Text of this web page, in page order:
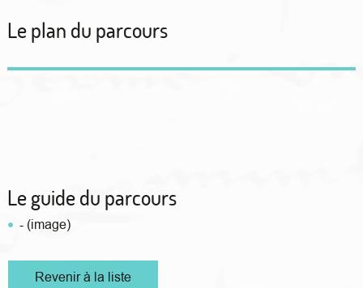
Le plan du parcours
Le guide du parcours
- (image)
Revenir à la liste